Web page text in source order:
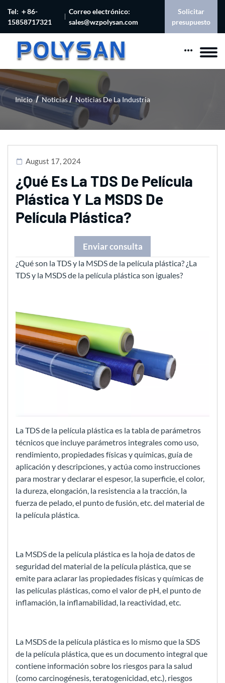
Tel: ＋86-
15858717321
Correo electrónico:
sales@wzpolysan.com
Solicitar
presupuesto
Inicio Noticias Noticias De La Industria
August 17, 2024
¿Qué Es La TDS De Película
Plástica Y La MSDS De
Película Plástica?
Enviar consulta
¿Qué son la TDS y la MSDS de la película plástica? ¿La
TDS y la MSDS de la película plástica son iguales?
La TDS de la película plástica es la tabla de parámetros
técnicos que incluye parámetros integrales como uso,
rendimiento, propiedades físicas y químicas, guía de
aplicación y descripciones, y actúa como instrucciones
para mostrar y declarar el espesor, la superficie, el color,
la dureza, elongación, la resistencia a la tracción, la
fuerza de pelado, el punto de fusión, etc. del material de
la película plástica.
La MSDS de la película plástica es la hoja de datos de
seguridad del material de la película plástica, que se
emite para aclarar las propiedades físicas y químicas de
las películas plásticas, como el valor de pH, el punto de
inflamación, la inflamabilidad, la reactividad, etc.
La MSDS de la película plástica es lo mismo que la SDS
de la película plástica, que es un documento integral que
contiene información sobre los riesgos para la salud
(como carcinogénesis, teratogenicidad, etc.), riesgos